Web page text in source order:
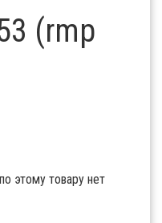
(rmp
этому товару нет